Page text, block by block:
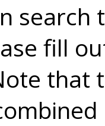
search
fill
that